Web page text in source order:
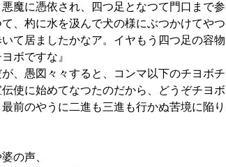
悪魔に憑依され、四つ足となつて門口まで
杓に水を汲んで犬の様にぶつかけてやつ
て居ましたかなア。イヤもう四つ足の容
ボですな』
が、愚図々々すると、コンマ以下のチヨボ
使に始めてなつたのだから、どうぞチヨ
前のやうに二進も三進も行かぬ苦境に陥
の声、